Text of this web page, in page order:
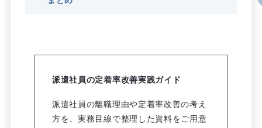
派遣社員の定着率改善実践ガイド
派遣社員の離職理由や定着率改善の考え
方を、実務目線で整理した資料をご用意